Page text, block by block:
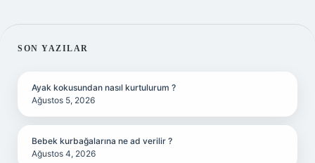
SIDEBAR
SON YAZILAR
Ayak kokusundan nasıl kurtulurum ?
Ağustos 5, 2026
Bebek kurbağalarına ne ad verilir ?
Ağustos 4, 2026